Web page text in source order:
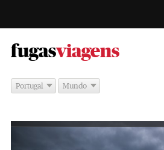
fugas -
viagens
Portugal Mundo